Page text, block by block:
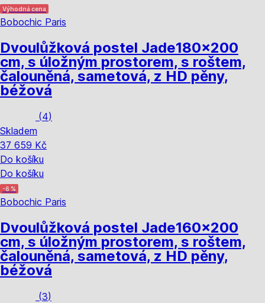
Výhodná cena
Bobochic Paris
Dvoulůžková postel Jade180x200
cm, s úložným prostorem, s roštem,
čalouněná, sametová, z HD pěny,
béžová
(4)
Skladem
37 659 Kč
Do košíku
Do košíku
-6 %
Bobochic Paris
Dvoulůžková postel Jade160x200
cm, s úložným prostorem, s roštem,
čalouněná, sametová, z HD pěny,
béžová
(3)